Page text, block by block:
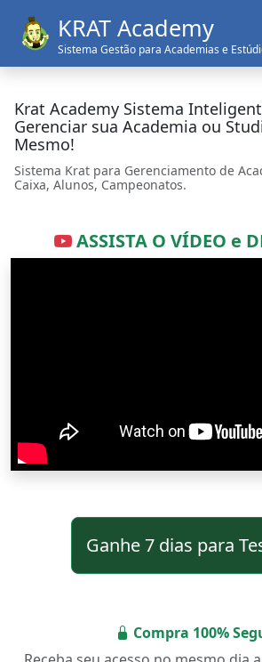
KRAT Academy
Sistema Gestão para Academias e
Krat Academy Sistema
Gerenciar sua Academia ou
Mesmo!
Sistema Krat para Gerenciamento de
Caixa, Alunos, Campeonatos.
ASSISTA O VÍDEO e
Ganhe 7 dias para
Compra 100%